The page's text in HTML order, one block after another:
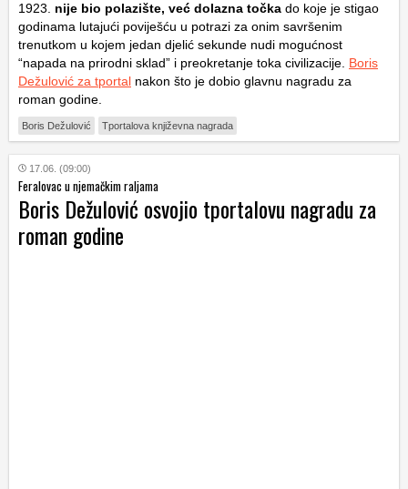
1923. nije bio polazište, već dolazna točka do koje je stigao
godinama lutajući poviješću u potrazi za onim savršenim
trenutkom u kojem jedan djelić sekunde nudi mogućnost
“napada na prirodni sklad” i preokretanje toka civilizacije. Boris
Dežulović za tportal nakon što je dobio glavnu nagradu za
roman godine.
Boris Dežulović Tportalova književna nagrada
17.06. (09:00)
Feralovac u njemačkim raljama
Boris Dežulović osvojio tportalovu nagradu za
roman godine